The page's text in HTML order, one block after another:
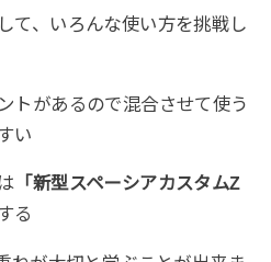
て、いろんな使い方を挑戦し
トがあるので混合させて使う
い
「新型スペーシアカスタムZ
る